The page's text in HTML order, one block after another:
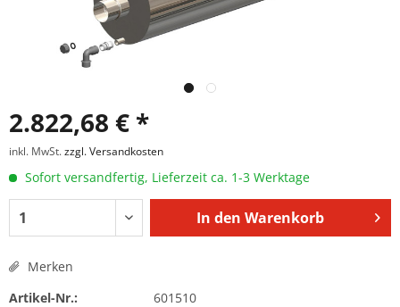
2.822,68 € *
inkl. MwSt.zzgl. Versandkosten
Sofort versandfertig, Lieferzeit ca. 1-3 Werktage
In den Warenkorb
Merken
Artikel-Nr.:
601510